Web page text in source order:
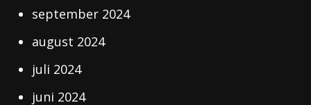
september 2024
august 2024
juli 2024
juni 2024